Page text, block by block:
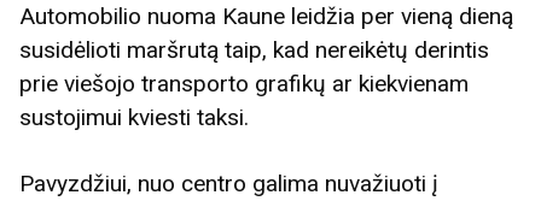
Automobilio nuoma Kaune leidžia per vieną dieną
susidėlioti maršrutą taip, kad nereikėtų derintis
prie viešojo transporto grafikų ar kiekvienam
sustojimui kviesti taksi.
Pavyzdžiui, nuo centro galima nuvažiuoti į